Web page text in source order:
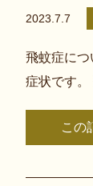
2023.7.7
飛蚊症に
症状です
この